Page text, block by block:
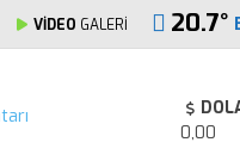
VİDEO GALERİ 20.7°
0,00